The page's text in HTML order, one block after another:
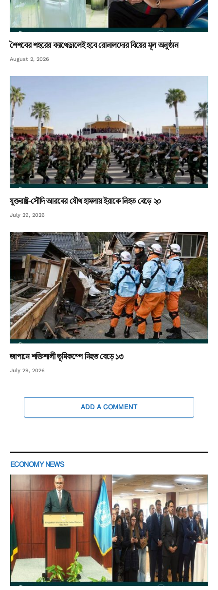
শৈশবের শহরের ক্যাথেড্রালেই হবে রোনালদোর বিয়ের মূল অনুষ্ঠান
August 2, 2026
যুক্তরাষ্ট্র-সৌদি আরবের যৌথ হামলায় ইরাকে নিহত বেড়ে ২০
July 29, 2026
জাপানে শক্তিশালী ভূমিকম্পে নিহত বেড়ে ১৩
July 29, 2026
ADD A COMMENT
ECONOMY NEWS